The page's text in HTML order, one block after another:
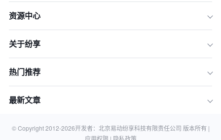
一、数据驱动的个性化营销
五、创新的促销策略与营销活动
资源中心
关于纷享
热门推荐
最新文章
© Copyright 2012-2026开发者：北京易动纷享科技有限责任公司 版本所有 |
应用权限 | 隐私政策